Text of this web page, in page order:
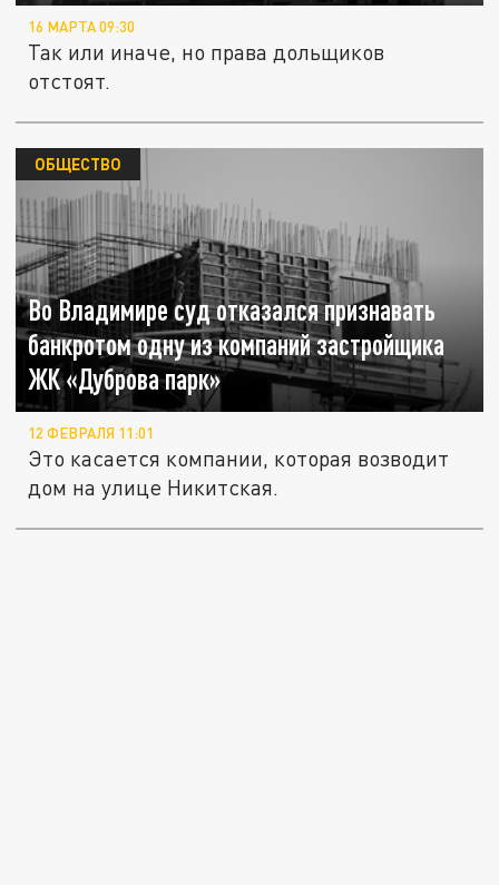
16 МАРТА 09:30
Так или иначе, но права дольщиков
отстоят.
Во Владимире суд отказался признавать
банкротом одну из компаний застройщика
ЖК «Дуброва парк»
ОБЩЕСТВО
12 ФЕВРАЛЯ 11:01
Это касается компании, которая возводит
дом на улице Никитская.